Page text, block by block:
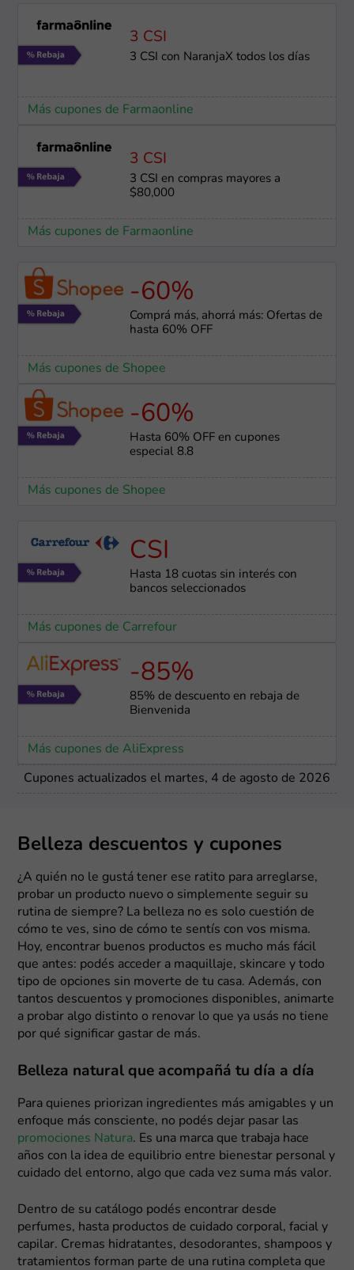
3 CSI
3 CSI con NaranjaX todos los días
Más cupones de Farmaonline
3 CSI
3 CSI en compras mayores a
$80,000
Más cupones de Farmaonline
-60%
Comprá más, ahorrá más: Ofertas de
hasta 60% OFF
Más cupones de Shopee
-60%
Hasta 60% OFF en cupones
especial 8.8
Más cupones de Shopee
CSI
Hasta 18 cuotas sin interés con
bancos seleccionados
Más cupones de Carrefour
-85%
85% de descuento en rebaja de
Bienvenida
Más cupones de AliExpress
Cupones actualizados el martes, 4 de agosto de 2026
Belleza descuentos y cupones
¿A quién no le gustá tener ese ratito para arreglarse,
probar un producto nuevo o simplemente seguir su
rutina de siempre? La belleza no es solo cuestión de
cómo te ves, sino de cómo te sentís con vos misma.
Hoy, encontrar buenos productos es mucho más fácil
que antes: podés acceder a maquillaje, skincare y todo
tipo de opciones sin moverte de tu casa. Además, con
tantos descuentos y promociones disponibles, animarte
a probar algo distinto o renovar lo que ya usás no tiene
por qué significar gastar de más.
Belleza natural que acompañá tu día a día
Para quienes priorizan ingredientes más amigables y un
enfoque más consciente, no podés dejar pasar las
promociones Natura. Es una marca que trabaja hace
años con la idea de equilibrio entre bienestar personal y
cuidado del entorno, algo que cada vez suma más valor.
Dentro de su catálogo podés encontrar desde
perfumes, hasta productos de cuidado corporal, facial y
capilar. Cremas hidratantes, desodorantes, shampoos y
tratamientos forman parte de una rutina completa que